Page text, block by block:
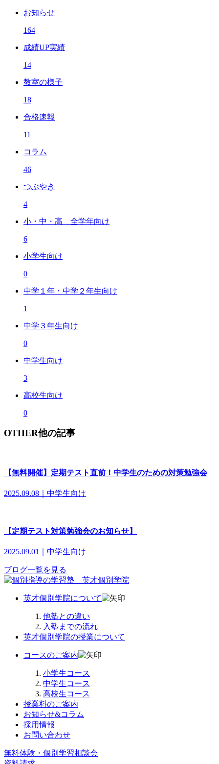
お知らせ
164
成績UP実績
14
教室の様子
18
合格速報
11
コラム
46
つぶやき
4
小・中・高 全学年向け
6
小学生向け
0
中学１年・中学２年生向け
1
中学３年生向け
0
中学生向け
3
高校生向け
0
OTHER他の記事
【無料開催】定期テスト直前！中学生のための対策勉強会
2025.09.08｜中学生向け
【定期テスト対策勉強会のお知らせ】
2025.09.01｜中学生向け
ブログ一覧を見る
英才個別学院について
他塾との違い
入塾までの流れ
英才個別学院の授業について
コースのご案内
小学生コース
中学生コース
高校生コース
授業料のご案内
お知らせ&コラム
採用情報
お問い合わせ
無料体験・個別学習相談会